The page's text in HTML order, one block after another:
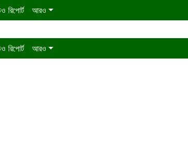
রিপোর্ট আরও
রিপোর্ট আরও